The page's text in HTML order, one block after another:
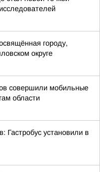
городу,
округе
совершили мобильные
области
Гастробус установили в